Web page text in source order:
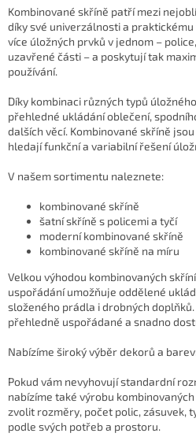
a
c
í
p
k
y
v
ý
v
á
n
í
Kombinované skříně patří mezi
díky své univerzálnosti a
více úložných prvků v jednom –
uzavřené části – a poskytují tak
používání.
Díky kombinaci různých typů
přehledné ukládání oblečení,
dalších věcí. Kombinované skříně
hledají funkční a variabilní řešení
V našem sortimentu naleznete:
kombinované skříně
šatní skříně s policemi a tyčí
moderní kombinované skříně
kombinované skříně na míru
Velkou výhodou kombinovaných
uspořádání umožňuje oddělené
složeného prádla i drobných
přehledně uspořádané a snadno
Nabízíme široký výběr dekorů a
Pokud vám nevyhovují standardní
nabízíme také výrobu
zvolit rozměry, počet polic, zásuvek,
podle svých potřeb a prostoru.